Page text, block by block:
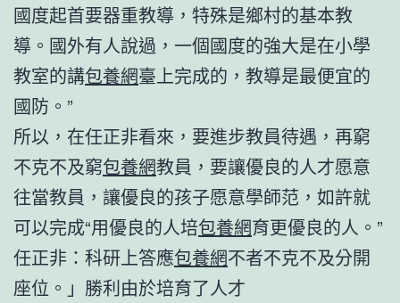
國度起首要器重教導，特殊是鄉村的基本教
導。國外有人說過，一個國度的強大是在小學
教室的講包養網臺上完成的，教導是最便宜的
國防。”
所以，在任正非看來，要進步教員待遇，再窮
不克不及窮包養網教員，要讓優良的人才愿意
往當教員，讓優良的孩子愿意學師范，如許就
可以完成“用優良的人培包養網育更優良的人。”
任正非：科研上答應包養網不者不克不及分開
座位。」勝利由於培育了人才